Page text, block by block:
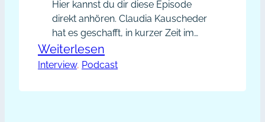
Hier kannst du dir diese Episode
direkt anhören. Claudia Kauscheder
hat es geschafft, in kurzer Zeit im
Web mit dem Abenteuer Homeoffice
sichtbar zu werden. Sie netzwerkt
diesem Interview, wo ihr
Weiterlesen
PP020
Interview, Podcast